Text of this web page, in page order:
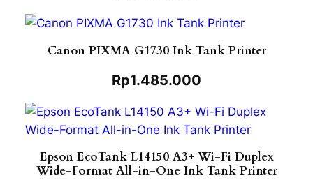
Canon PIXMA G1730 Ink Tank Printer
Rp1.485.000
Epson EcoTank L14150 A3+ Wi-Fi Duplex
Wide-Format All-in-One Ink Tank Printer